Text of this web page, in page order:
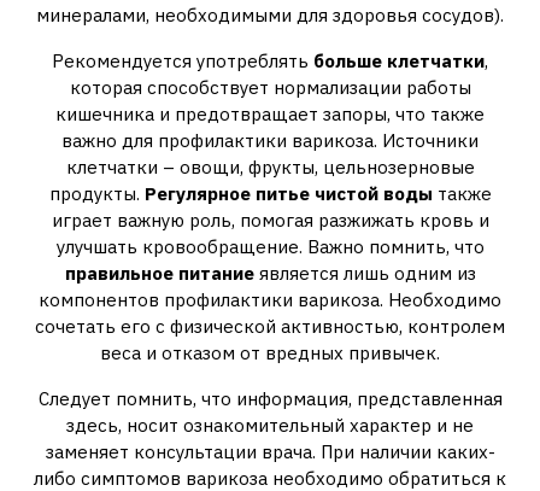
минералами, необходимыми для здоровья сосудов).
Рекомендуется употреблять больше клетчатки,
которая способствует нормализации работы
кишечника и предотвращает запоры, что также
важно для профилактики варикоза. Источники
клетчатки – овощи, фрукты, цельнозерновые
продукты. Регулярное питье чистой воды также
играет важную роль, помогая разжижать кровь и
улучшать кровообращение. Важно помнить, что
правильное питаниеявляется лишь одним из
компонентов профилактики варикоза. Необходимо
сочетать его с физической активностью, контролем
веса и отказом от вредных привычек.
Следует помнить, что информация, представленная
здесь, носит ознакомительный характер и не
заменяет консультации врача. При наличии каких-
либо симптомов варикоза необходимо обратиться к